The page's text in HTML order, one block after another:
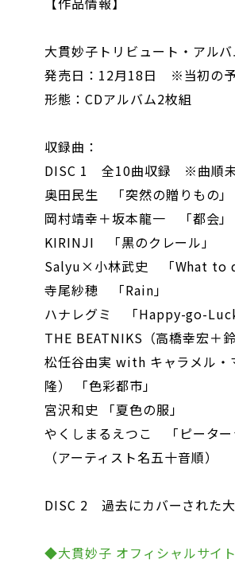
大貫妙子トリビュート・ア
発売日：12月18日 ※当初の
形態：CDアルバム2枚組
収録曲：
DISC 1 全10曲収録 ※曲順
奥田民生 「突然の贈りもの」
岡村靖幸＋坂本龍一 「都会」
KIRINJI 「黒のクレール」
Salyu×小林武史 「What to
寺尾紗穂 「Rain」
ハナレグミ 「Happy-go-
THE BEATNIKS（高橋幸宏＋
松任谷由実 with キャラメル・
隆） 「色彩都市」
宮沢和史 「夏色の服」
やくしまるえつこ 「ピーター
（アーティスト名五十音順）
DISC 2 過去にカバーされた大
◆大貫妙子 オフィシャルサイト